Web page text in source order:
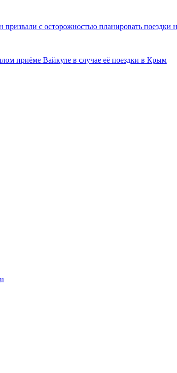
призвали с осторожностью планировать поездки
приёме Вайкуле в случае её поездки в Крым